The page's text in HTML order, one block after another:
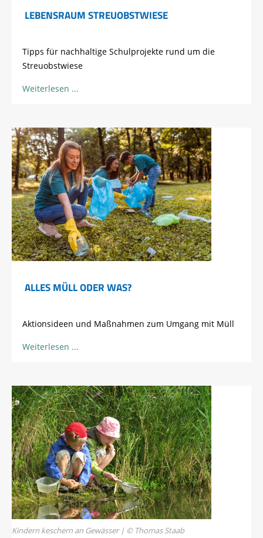
LEBENSRAUM STREUOBSTWIESE
Tipps für nachhaltige Schulprojekte rund um die
Streuobstwiese
Weiterlesen
ALLES MÜLL ODER WAS?
Aktionsideen und Maßnahmen zum Umgang mit Müll
Weiterlesen
Kindern keschern an Gewässer | © Thomas Staab